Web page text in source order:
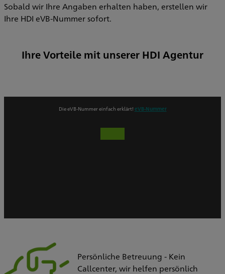
Sobald wir Ihre Angaben erhalten haben, erstellen wir
Ihre HDI eVB-Nummer sofort.
Ihre Vorteile mit unserer HDI Agentur
Die eVB-Nummer einfach erklärt! eVB-Nummer
Persönliche Betreuung - Kein
Callcenter, wir helfen persönlich